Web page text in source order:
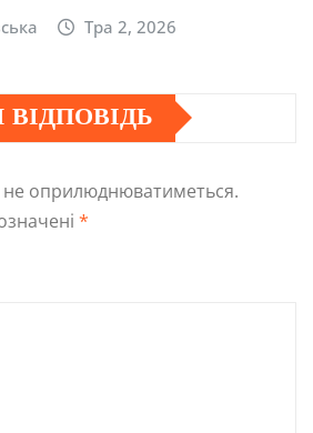
Тра 2, 2026
оприлюднюватиметься.
*